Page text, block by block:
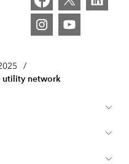
/
utility network